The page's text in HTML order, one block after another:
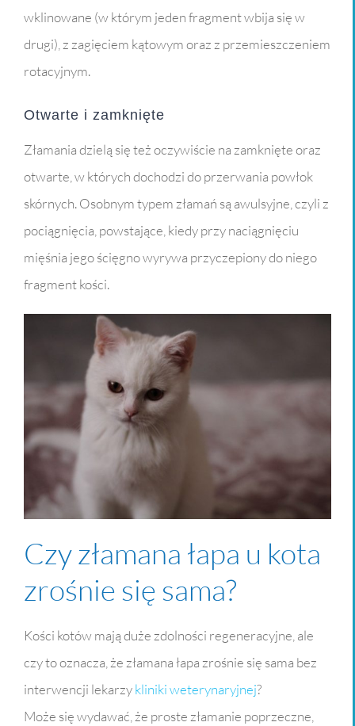
wklinowane (w którym jeden fragment wbija się w
drugi), z zagięciem kątowym oraz z przemieszczeniem
rotacyjnym.
Otwarte i zamknięte
Złamania dzielą się też oczywiście na zamknięte oraz
otwarte, w których dochodzi do przerwania powłok
skórnych. Osobnym typem złamań są awulsyjne, czyli z
pociągnięcia, powstające, kiedy przy naciągnięciu
mięśnia jego ścięgno wyrywa przyczepiony do niego
fragment kości.
Czy złamana łapa u kota
zrośnie się sama?
Kości kotów mają duże zdolności regeneracyjne, ale
czy to oznacza, że złamana łapa zrośnie się sama bez
interwencji lekarzykliniki weterynaryjnej?
Może się wydawać, że proste złamanie poprzeczne,